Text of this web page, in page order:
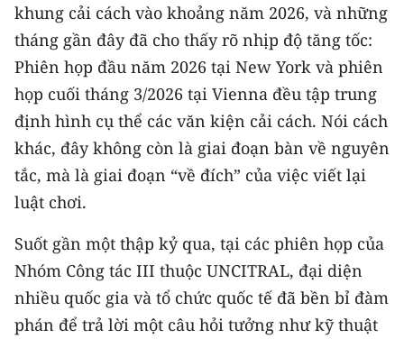
E-Magazine
Video
Media Chính trị
Media Kinh tế
Media Văn hóa
Media Pháp luật
Media Du lịch
khung cải cách vào khoảng năm 2026, và những
tháng gần đây đã cho thấy rõ nhịp độ tăng tốc:
Phiên họp đầu năm 2026 tại New York và phiên
họp cuối tháng 3/2026 tại Vienna đều tập trung
định hình cụ thể các văn kiện cải cách. Nói cách
khác, đây không còn là giai đoạn bàn về nguyên
tắc, mà là giai đoạn “về đích” của việc viết lại
luật chơi.
Suốt gần một thập kỷ qua, tại các phiên họp của
Nhóm Công tác III thuộc UNCITRAL, đại diện
nhiều quốc gia và tổ chức quốc tế đã bền bỉ đàm
phán để trả lời một câu hỏi tưởng như kỹ thuật